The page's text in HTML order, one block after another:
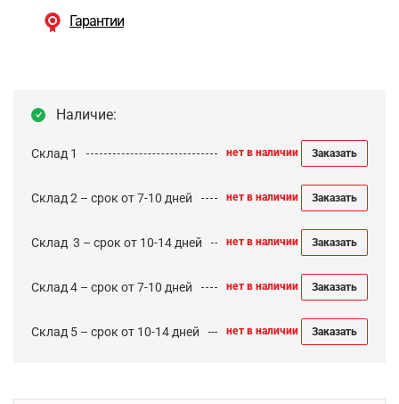
Гарантии
Наличие:
Склад 1 нет в наличии Заказать
Склад 2 – срок от 7-10 дней нет в наличии Заказать
Cклад 3 – срок от 10-14 дней нет в наличии Заказать
Склад 4 – срок от 7-10 дней нет в наличии Заказать
Склад 5 – срок от 10-14 дней нет в наличии Заказать